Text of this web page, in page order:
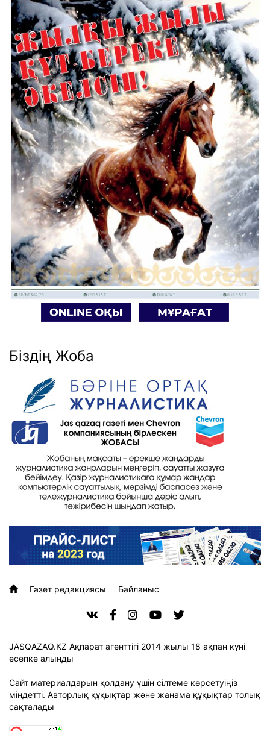
Біздің Жоба
Газет редакциясы Байланыс
JASQAZAQ.KZ Ақпарат агенттігі 2014 жылы 18 ақпан күні
есепке алынды
Сайт материалдарын қолдану үшін сілтеме көрсетуіңіз
міндетті. Авторлық құқықтар және жанама құқықтар толық
сақталады